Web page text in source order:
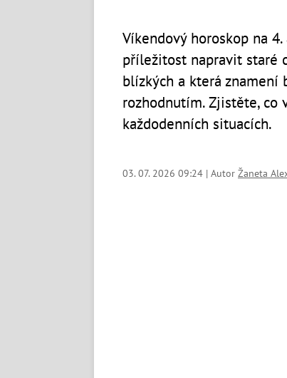
Víkendový horoskop na
příležitost napravit staré
blízkých a která znamení
rozhodnutím. Zjistěte, co
každodenních situacích.
03. 07. 2026 09:24 | Autor Žaneta